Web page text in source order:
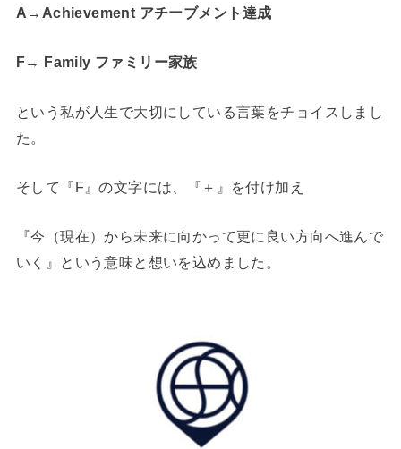
A→Achievement アチーブメント達成
F→ Family ファミリー家族
という私が人生で大切にしている言葉をチョイスしまし
た。
そして『F』の文字には、『＋』を付け加え
『今（現在）から未来に向かって更に良い方向へ進んで
いく』という意味と想いを込めました。